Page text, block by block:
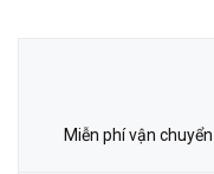
Miễn phí vận